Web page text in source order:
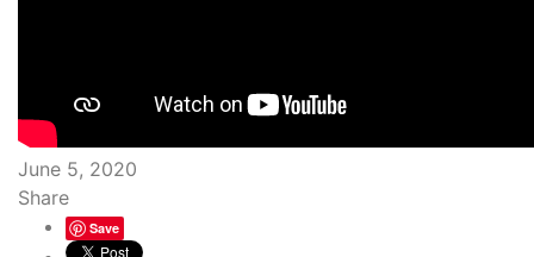
June 5, 2020
Share
Save